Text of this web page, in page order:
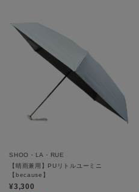
SHOO・LA・RUE
【晴雨兼用】PUリトルユーミニ
【because】
¥3,300